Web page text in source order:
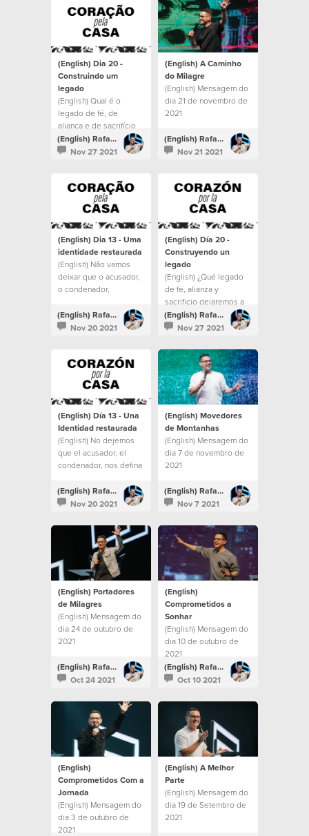
(English) Dia 20 -
Construindo um
legado
(English) Qual é o
legado de fé, de
aliança e de sacrifício
que nós vamos deixar
para as gerações que
(English) Rafael Bitencourt
Nov 27 2021
(English) A Caminho
do Milagre
(English) Mensagem do
dia 21 de novembro de
2021
(English) Rafael Bitencourt
Nov 21 2021
(English) Dia 13 - Uma
identidade restaurada
(English) Não vamos
deixar que o acusador,
o condenador,
identidade pelos
nossos erros.
(English) Rafael Bitencourt
Nov 20 2021
(English) Día 20 -
Construyendo un
legado
(English) ¿Qué legado
de fe, alianza y
sacrificio dejaremos a
las generaciones
siguientes?
(English) Rafael Bitencourt
Nov 27 2021
(English) Día 13 - Una
Identidad restaurada
(English) No dejemos
que el acusador, el
condenador, nos defina
(English) Rafael Bitencourt
Nov 20 2021
(English) Movedores
de Montanhas
(English) Mensagem do
dia 7 de novembro de
2021
(English) Rafael Bitencourt
Nov 7 2021
(English) Portadores
de Milagres
(English) Mensagem do
dia 24 de outubro de
2021
(English) Rafael Bitencourt
Oct 24 2021
(English)
Comprometidos a
Sonhar
(English) Mensagem do
dia 10 de outubro de
2021
(English) Rafael Bitencourt
Oct 10 2021
(English)
Comprometidos Com a
Jornada
(English) Mensagem do
dia 3 de outubro de
2021
(English) A Melhor
Parte
(English) Mensagem do
dia 19 de Setembro de
2021